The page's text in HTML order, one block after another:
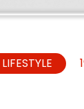
LIFESTYLE